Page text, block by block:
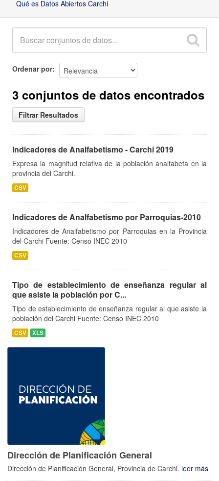
Qué es Datos Abiertos Carchi
Ordenar por
3 conjuntos de datos encontrados
Filtrar Resultados
Indicadores de Analfabetismo - Carchi 2019
Expresa la magnitud relativa de la población analfabeta en la
provincia del Carchi.
CSV
Indicadores de Analfabetismo por Parroquias-2010
Indicadores de Analfabetismo por Parroquias en la Provincia
del Carchi Fuente: Censo INEC 2010
CSV
Tipo de establecimiento de enseñanza regular al
que asiste la población por C...
Tipo de establecimiento de enseñanza regular al que asiste la
población del Carchi Fuente: Censo INEC 2010
CSV XLS
Dirección de Planificación General
Dirección de Planificación General, Provincia de Carchi. leer más